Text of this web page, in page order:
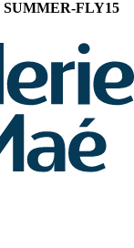
SUMMER-FLY15